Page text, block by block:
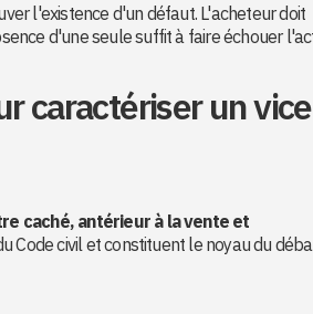
l'existence d'un défaut. L'acheteur doit
d'une seule suffit à faire échouer
caractériser un vice
caché, antérieur à la vente et
Code civil et constituent le noyau du